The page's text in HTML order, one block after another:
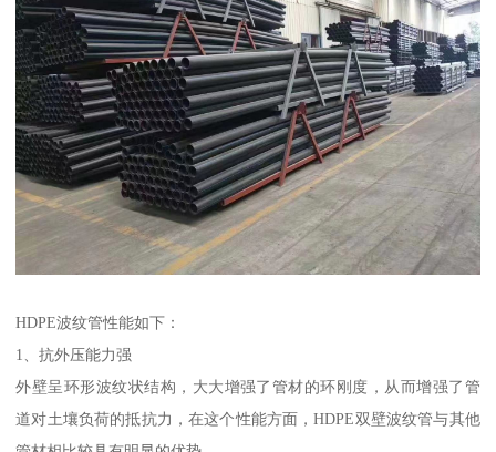
HDPE波纹管性能如下：
1、抗外压能力强
外壁呈环形波纹状结构，大大增强了管材的环刚度，从而增强了管
道对土壤负荷的抵抗力，在这个性能方面，HDPE双壁波纹管与其他